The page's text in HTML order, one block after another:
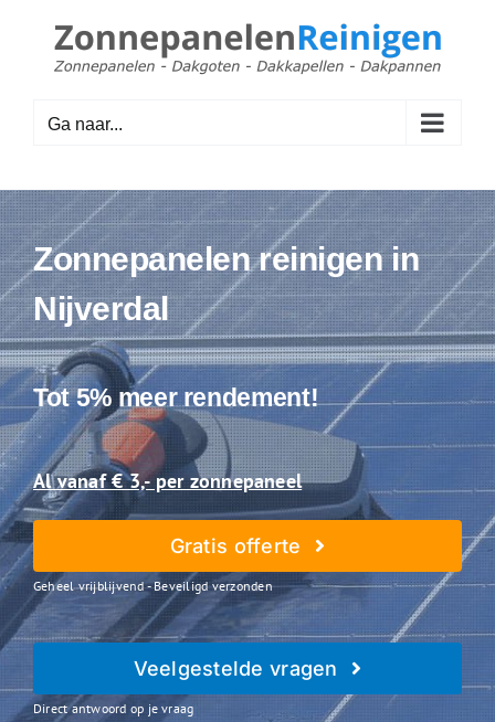
inhoud
Ga naar...
Zonnepanelen reinigen in
Nijverdal
Tot 5% meer rendement!
Al vanaf € 3,- per zonnepaneel
Gratis offerte
Geheel vrijblijvend - Beveiligd verzonden
Veelgestelde vragen
Direct antwoord op je vraag